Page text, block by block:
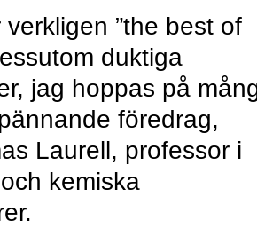
verkligen ”the best of
duktiga
jag hoppas på
föredrag,
Laurell, professor i
kemiska